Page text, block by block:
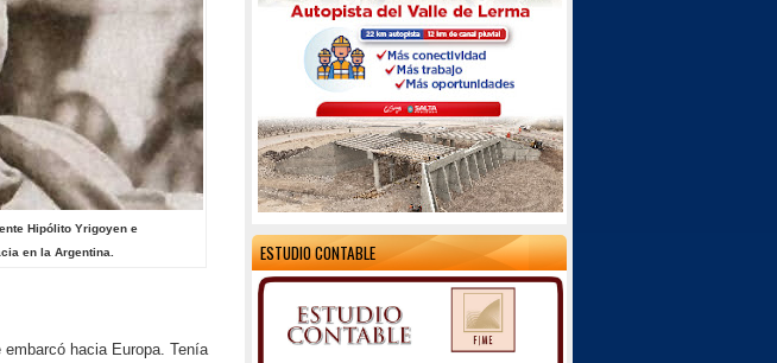
ESTUDIO CONTABLE
Hipólito Yrigoyen e
en la Argentina.
embarcó hacia Europa. Tenía